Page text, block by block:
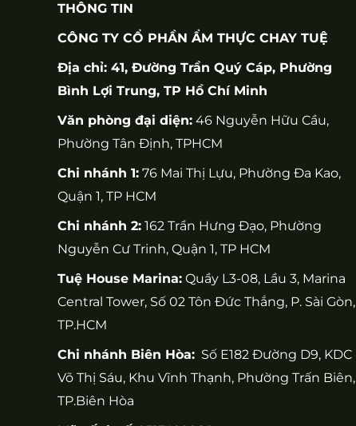
THÔNG TIN
CÔNG TY CỔ PHẦN ẨM THỰC CHAY TUỆ
Địa chỉ: 41, Đường Trần Quý Cáp, Phường
Bình Lợi Trung, TP Hồ Chí Minh
Văn phòng đại diện: 46 Nguyễn Hữu Cầu,
Phường Tân Định, TPHCM
Chi nhánh 1: 76 Mai Thị Lựu, Phường Đa Kao,
Quận 1, TP HCM
Chi nhánh 2: 162 Trần Hưng Đạo, Phường
Nguyễn Cư Trinh, Quận 1, TP HCM
Tuệ House Marina: Quầy L3-08, Lầu 3, Marina
Central Tower, Số 02 Tôn Đức Thắng, P. Sài Gòn,
TP.HCM
Chi nhánh Biên Hòa: Số E182 Đường D9, KDC
Võ Thị Sáu, Khu Vĩnh Thạnh, Phường Trấn Biên,
TP.Biên Hòa